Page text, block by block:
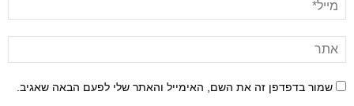
שמור בדפדפן זה את השם, האימייל והאתר שלי לפעם הבאה שאגיב.